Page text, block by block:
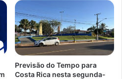
Previsão do Tempo para
Costa Rica nesta segunda-